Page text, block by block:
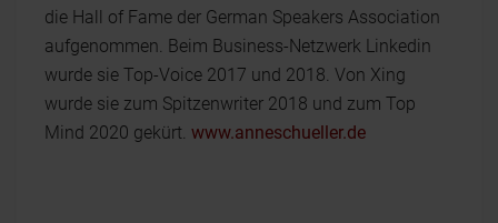
die Hall of Fame der German Speakers Association
aufgenommen. Beim Business-Netzwerk Linkedin
wurde sie Top-Voice 2017 und 2018. Von Xing
wurde sie zum Spitzenwriter 2018 und zum Top
Mind 2020 gekürt. www.anneschueller.de